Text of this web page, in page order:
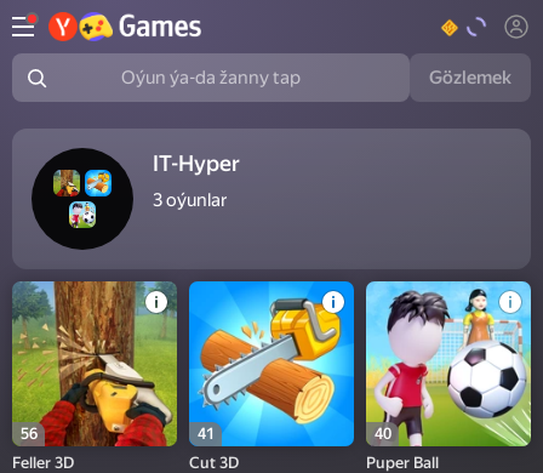
Oýun ýa-da žanny tap Gözlemek
IT-Hyper
3oýunlar
56
Feller 3D
41
Cut 3D
40
Puper Ball